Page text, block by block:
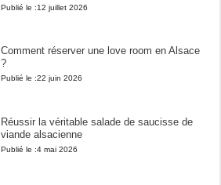
Publié le :12 juillet 2026
Comment réserver une love room en Alsace
?
Publié le :22 juin 2026
Réussir la véritable salade de saucisse de
viande alsacienne
Publié le :4 mai 2026